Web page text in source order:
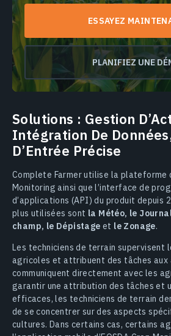
ESSAYEZ
PLANIFIEZ UNE
Solutions : Gestion
Intégration De
D’Entrée Précise
Complete Farmer utilise la plateforme
Monitoring ainsi que l’interface de
d’applications (API) du produit depuis
plus utilisées sont la Météo, le
champ, le Dépistage et le Zonage.
Les techniciens de terrain supervisent
agricoles et attribuent des tâches aux
communiquent directement avec les
garantir une attribution des tâches et
efficaces, les techniciens de terrain
de se concentrer sur des aspects
cultures. Dans certains cas, certains